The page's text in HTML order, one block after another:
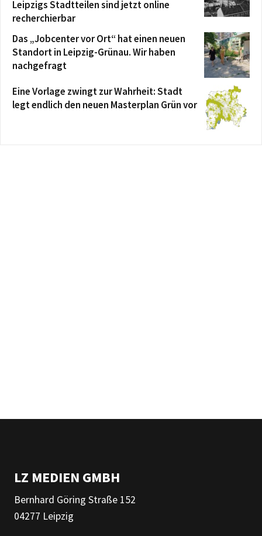
Leipzigs Stadtteilen sind jetzt online
recherchierbar
Das „Jobcenter vor Ort“ hat einen neuen
Standort in Leipzig-Grünau. Wir haben
nachgefragt
Eine Vorlage zwingt zur Wahrheit: Stadt
legt endlich den neuen Masterplan Grün vor
LZ MEDIEN GMBH
Bernhard Göring Straße 152
04277 Leipzig